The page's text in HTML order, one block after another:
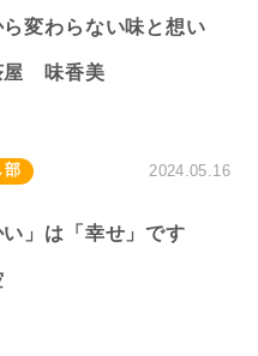
変わらない味と想い
屋 味香美
部 2024.05.16
い」は「幸せ」です